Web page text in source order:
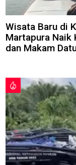
Wisata Baru di
Martapura Naik
dan Makam